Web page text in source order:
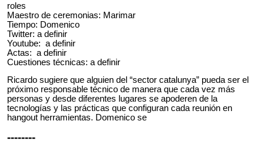
roles
Maestro de ceremonias: Marimar
Tiempo: Domenico
Twitter: a definir
Youtube: a definir
Actas: a definir
Cuestiones técnicas: a definir
Ricardo sugiere que alguien del “sector catalunya” pueda ser el
próximo responsable técnico de manera que cada vez más
personas y desde diferentes lugares se apoderen de la
tecnologías y las prácticas que configuran cada reunión en
hangout herramientas. Domenico se
--------